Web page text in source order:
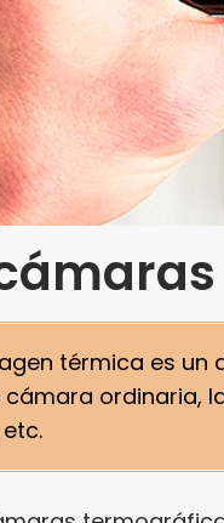
térmica es
cámara ordinaria,